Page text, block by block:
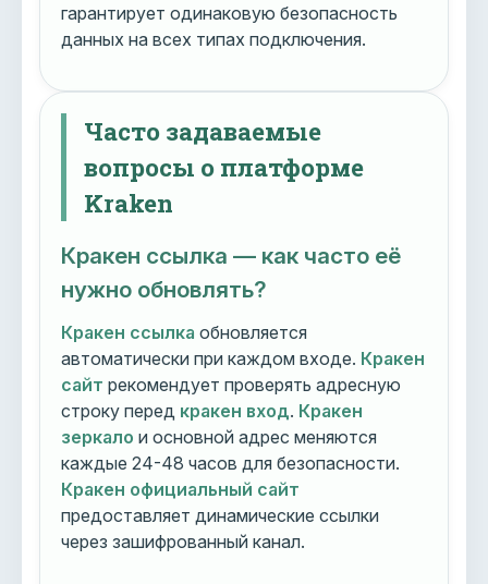
гарантирует одинаковую безопасность
данных на всех типах подключения.
Часто задаваемые
вопросы о платформе
Kraken
Кракен ссылка — как часто её
нужно обновлять?
Кракен ссылка обновляется
автоматически при каждом входе. Кракен
сайт рекомендует проверять адресную
строку перед кракен вход. Кракен
зеркало и основной адрес меняются
каждые 24-48 часов для безопасности.
Кракен официальный сайт
предоставляет динамические ссылки
через зашифрованный канал.